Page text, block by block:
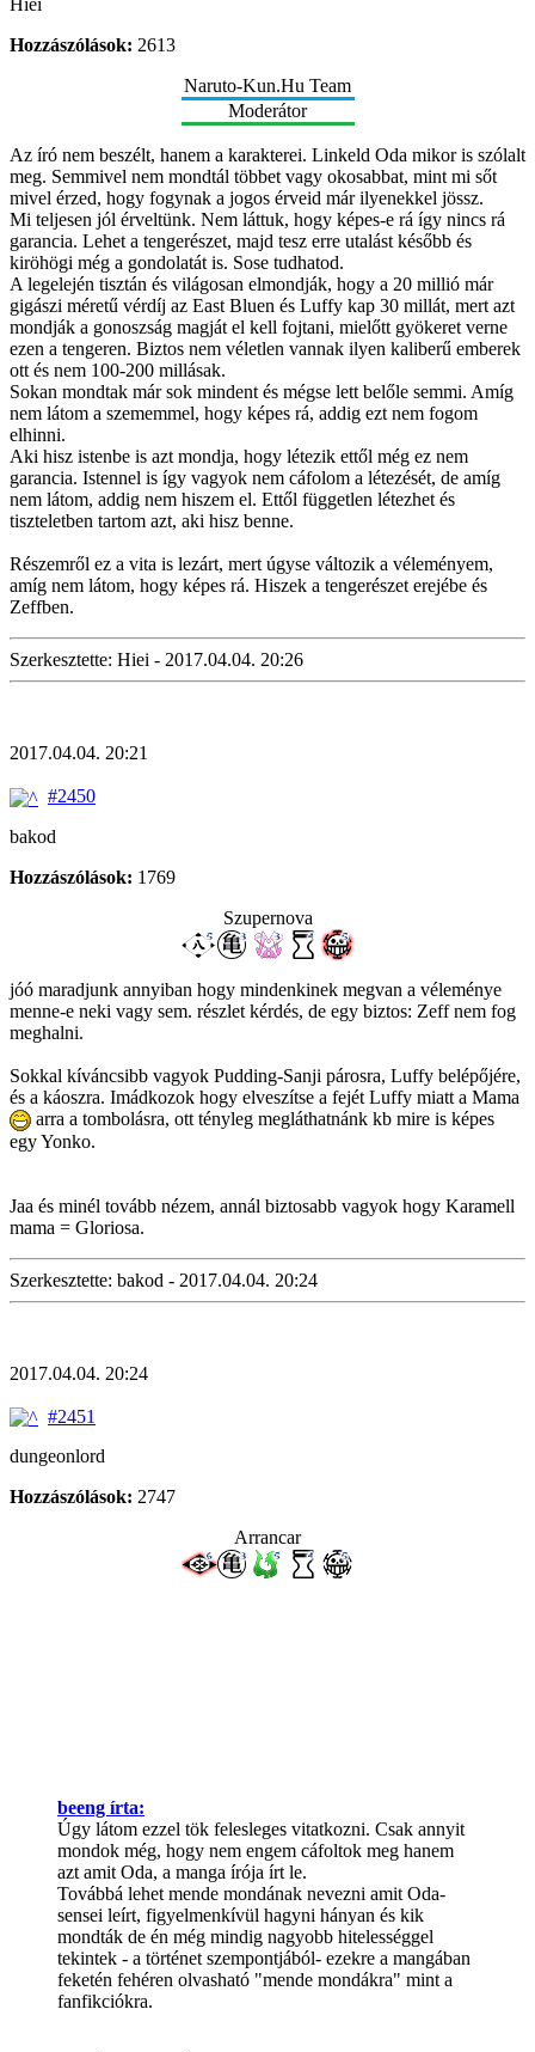
Hiei
Hozzászólások: 2613
Naruto-Kun.Hu Team
Moderátor
Az író nem beszélt, hanem a karakterei. Linkeld Oda mikor is szólalt
meg. Semmivel nem mondtál többet vagy okosabbat, mint mi sőt
mivel érzed, hogy fogynak a jogos érveid már ilyenekkel jössz.
Mi teljesen jól érveltünk. Nem láttuk, hogy képes-e rá így nincs rá
garancia. Lehet a tengerészet, majd tesz erre utalást később és
kiröhögi még a gondolatát is. Sose tudhatod.
A legelején tisztán és világosan elmondják, hogy a 20 millió már
gigászi méretű vérdíj az East Bluen és Luffy kap 30 millát, mert azt
mondják a gonoszság magját el kell fojtani, mielőtt gyökeret verne
ezen a tengeren. Biztos nem véletlen vannak ilyen kaliberű emberek
ott és nem 100-200 millásak.
Sokan mondtak már sok mindent és mégse lett belőle semmi. Amíg
nem látom a szememmel, hogy képes rá, addig ezt nem fogom
elhinni.
Aki hisz istenbe is azt mondja, hogy létezik ettől még ez nem
garancia. Istennel is így vagyok nem cáfolom a létezését, de amíg
nem látom, addig nem hiszem el. Ettől független létezhet és
tiszteletben tartom azt, aki hisz benne.
Részemről ez a vita is lezárt, mert úgyse változik a véleményem,
amíg nem látom, hogy képes rá. Hiszek a tengerészet erejébe és
Zeffben.
Szerkesztette: Hiei - 2017.04.04. 20:26
2017.04.04. 20:21
#2450
bakod
Hozzászólások: 1769
Szupernova
jóó maradjunk annyiban hogy mindenkinek megvan a véleménye
menne-e neki vagy sem. részlet kérdés, de egy biztos: Zeff nem fog
meghalni.
Sokkal kíváncsibb vagyok Pudding-Sanji párosra, Luffy belépőjére,
és a káoszra. Imádkozok hogy elveszítse a fejét Luffy miatt a Mama
arra a tombolásra, ott tényleg megláthatnánk kb mire is képes
egy Yonko.
Jaa és minél tovább nézem, annál biztosabb vagyok hogy Karamell
mama = Gloriosa.
Szerkesztette: bakod - 2017.04.04. 20:24
2017.04.04. 20:24
#2451
dungeonlord
Hozzászólások: 2747
Arrancar
beeng írta:
Úgy látom ezzel tök felesleges vitatkozni. Csak annyit
mondok még, hogy nem engem cáfoltok meg hanem
azt amit Oda, a manga írója írt le.
Továbbá lehet mende mondának nevezni amit Oda-
sensei leírt, figyelmenkívül hagyni hányan és kik
mondták de én még mindig nagyobb hitelességgel
tekintek - a történet szempontjából- ezekre a mangában
feketén fehéren olvasható "mende mondákra" mint a
fanfikciókra.